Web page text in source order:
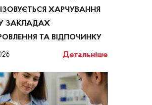
ХАРЧУВАННЯ
У ЗАКЛАДАХ
ТА ВІДПОЧИНКУ
Детальніше